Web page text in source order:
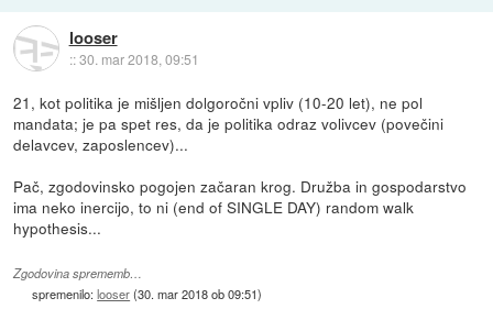
looser
::30. mar 2018, 09:51
21, kot politika je mišljen dolgoročni vpliv (10-20 let), ne pol
mandata; je pa spet res, da je politika odraz volivcev (povečini
delavcev, zaposlencev)...
Pač, zgodovinsko pogojen začaran krog. Družba in gospodarstvo
ima neko inercijo, to ni (end of SINGLE DAY) random walk
hypothesis...
Zgodovina sprememb…
spremenilo:looser(30. mar 2018 ob 09:51)